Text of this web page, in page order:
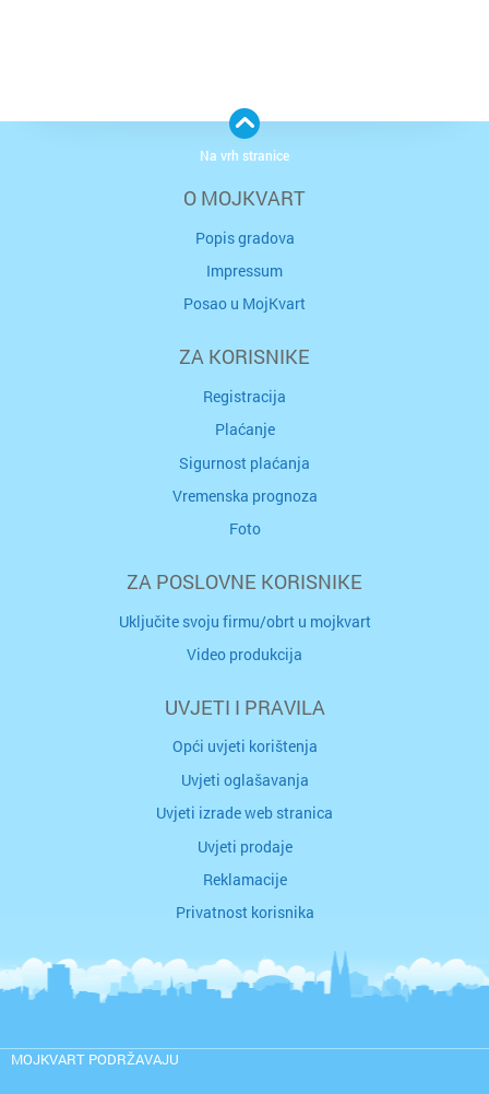
O MOJKVART
Popis gradova
Impressum
Posao u MojKvart
ZA KORISNIKE
Registracija
Plaćanje
Sigurnost plaćanja
Vremenska prognoza
Foto
ZA POSLOVNE KORISNIKE
Uključite svoju firmu/obrt u mojkvart
Video produkcija
UVJETI I PRAVILA
Opći uvjeti korištenja
Uvjeti oglašavanja
Uvjeti izrade web stranica
Uvjeti prodaje
Reklamacije
Privatnost korisnika
MOJKVART PODRŽAVAJU
Na vrh stranice